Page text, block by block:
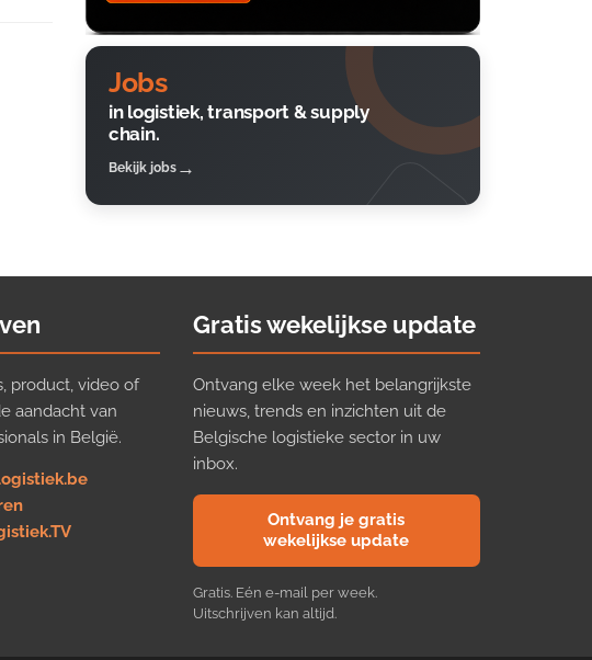
Jobs
in logistiek, transport & supply
chain.
Bekijk jobs
product, video of
aandacht van
in België.
Gratis wekelijkse update
Ontvang elke week het belangrijkste
nieuws, trends en inzichten uit de
Belgische logistieke sector in uw
inbox.
Ontvang je gratis
wekelijkse update
Gratis. Eén e-mail per week.
Uitschrijven kan altijd.